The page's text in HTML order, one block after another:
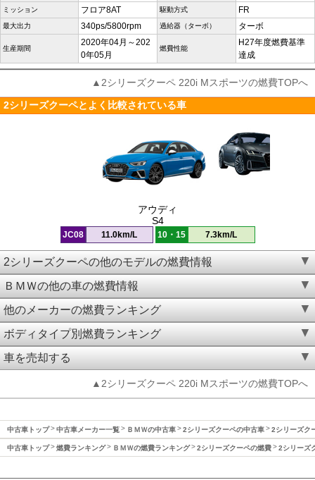
ミッション フロア8AT 駆動方式 FR
最大出力 340ps/5800rpm 過給器（ターボ） ターボ
生産期間
2020年04月～202
0年05月
燃費性能
H27年度燃費基準
達成
▲2シリーズクーペ 220i Mスポーツの燃費TOPへ
2シリーズクーペとよく比較されている車
アウディ
S4
JC08 11.0km/L 10・15 7.3km/L
2シリーズクーペの他のモデルの燃費情報
ＢＭＷの他の車の燃費情報
他のメーカーの燃費ランキング
ボディタイプ別燃費ランキング
車を売却する
▲2シリーズクーペ 220i Mスポーツの燃費TOPへ
中古車トップ 中古車メーカー一覧 ＢＭＷの中古車 2シリーズクーペの中古車 2シリーズク
中古車トップ 燃費ランキング ＢＭＷの燃費ランキング 2シリーズクーペの燃費 2シリーズ